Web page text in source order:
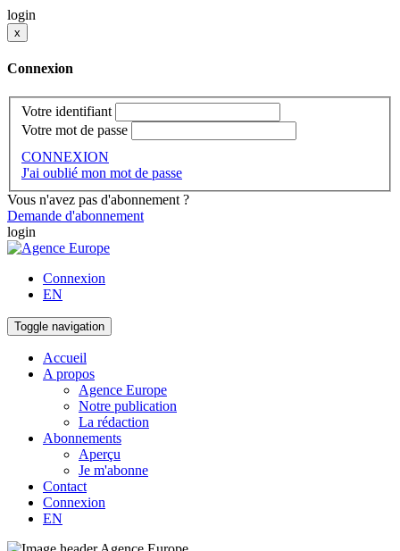
login
x
Connexion
Votre identifiant
Votre mot de passe
CONNEXION
J'ai oublié mon mot de passe
Vous n'avez pas d'abonnement ?
Demande d'abonnement
login
Connexion
EN
Toggle navigation
Accueil
A propos
Agence Europe
Notre publication
La rédaction
Abonnements
Aperçu
Je m'abonne
Contact
Connexion
EN